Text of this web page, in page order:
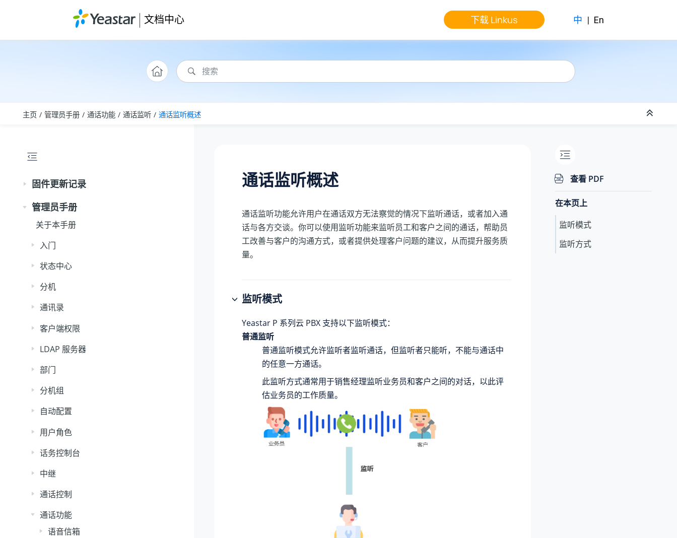
文档中心 下载 Linkus 中 | En
主页 管理员手册 通话功能 通话监听 通话监听概述
固件更新记录
管理员手册
关于本手册
入门
状态中心
分机
通讯录
客户端权限
LDAP 服务器
部门
分机组
自动配置
用户角色
话务控制台
中继
通话控制
通话功能
语音信箱
通话监听概述
通话监听功能允许用户在通话双方无法察觉的情况下监听通话，或者加入通
话与各方交谈。你可以使用监听功能来监听员工和客户之间的通话，帮助员
工改善与客户的沟通方式，或者提供处理客户问题的建议，从而提升服务质
量。
监听模式
Yeastar P 系列云 PBX 支持以下监听模式：
普通监听
普通监听模式允许监听者监听通话，但监听者只能听，不能与通话中
的任意一方通话。
此监听方式通常用于销售经理监听业务员和客户之间的对话，以此评
估业务员的工作质量。
查看 PDF
在本页上
监听模式
监听方式